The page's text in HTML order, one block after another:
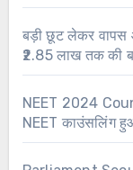
बड़ी छूट लेकर
₹2.85 लाख तक की
NEET 2024
NEET काउंसलिंग